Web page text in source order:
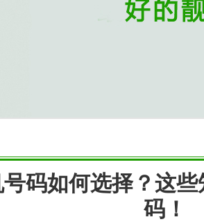
码如何选择？这
码！